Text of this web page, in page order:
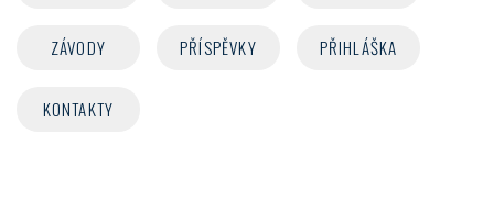
ZÁVODY PŘÍSPĚVKY PŘIHLÁŠKA
KONTAKTY